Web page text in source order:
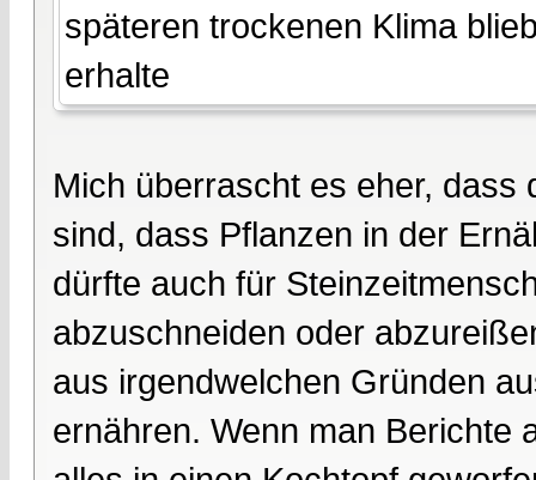
späteren trockenen Klima
erhalte
Mich überrascht es eher,
sind, dass Pflanzen in der
dürfte auch für
abzuschneiden oder
aus irgendwelchen Gründen
ernähren. Wenn man Berichte